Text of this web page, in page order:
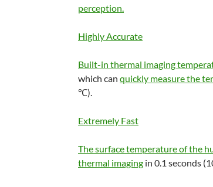
perception.
Highly Accurate
Built-in thermal imaging
which can quickly measure the
℃).
Extremely Fast
The surface temperature of the
thermal imaging in 0.1 seconds